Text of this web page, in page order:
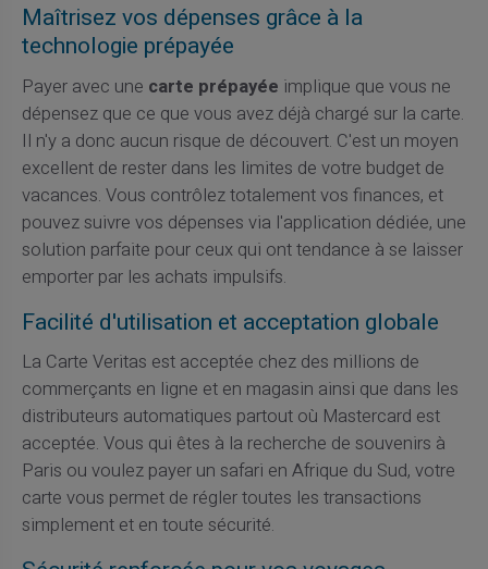
Maîtrisez vos dépenses grâce à la
technologie prépayée
Payer avec une carte prépayée implique que vous ne
dépensez que ce que vous avez déjà chargé sur la carte.
Il n'y a donc aucun risque de découvert. C'est un moyen
excellent de rester dans les limites de votre budget de
vacances. Vous contrôlez totalement vos finances, et
pouvez suivre vos dépenses via l'application dédiée, une
solution parfaite pour ceux qui ont tendance à se laisser
emporter par les achats impulsifs.
Facilité d'utilisation et acceptation globale
La Carte Veritas est acceptée chez des millions de
commerçants en ligne et en magasin ainsi que dans les
distributeurs automatiques partout où Mastercard est
acceptée. Vous qui êtes à la recherche de souvenirs à
Paris ou voulez payer un safari en Afrique du Sud, votre
carte vous permet de régler toutes les transactions
simplement et en toute sécurité.